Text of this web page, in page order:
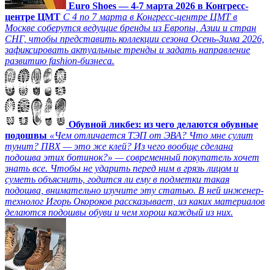
Euro Shoes — 4-7 марта 2026 в Конгресс-
центре ЦМТ С 4 по 7 марта в Конгресс-центре ЦМТ в
Москве соберутся ведущие бренды из Европы, Азии и стран
СНГ, чтобы представить коллекции сезона Осень-Зима 2026,
зафиксировать актуальные тренды и задать направление
развитию fashion-бизнеса.
Обувной ликбез: из чего делаются обувные
подошвы «Чем отличается ТЭП от ЭВА? Что мне сулит
тунит? ПВХ — это же клей? Из чего вообще сделана
подошва этих ботинок?» — современный покупатель хочет
знать все. Чтобы не ударить перед ним в грязь лицом и
суметь объяснить, годится ли ему в подметки такая
подошва, внимательно изучите эту статью. В ней инженер-
технолог Игорь Окороков рассказывает, из каких материалов
делаются подошвы обуви и чем хорош каждый из них.